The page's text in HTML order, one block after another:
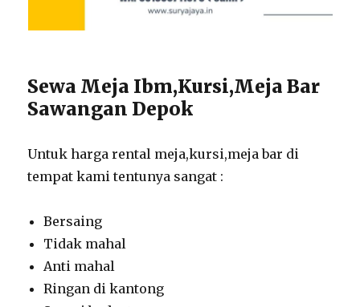
Sewa Meja Ibm,Kursi,Meja Bar
Sawangan Depok
Untuk harga rental meja,kursi,meja bar di
tempat kami tentunya sangat :
Bersaing
Tidak mahal
Anti mahal
Ringan di kantong